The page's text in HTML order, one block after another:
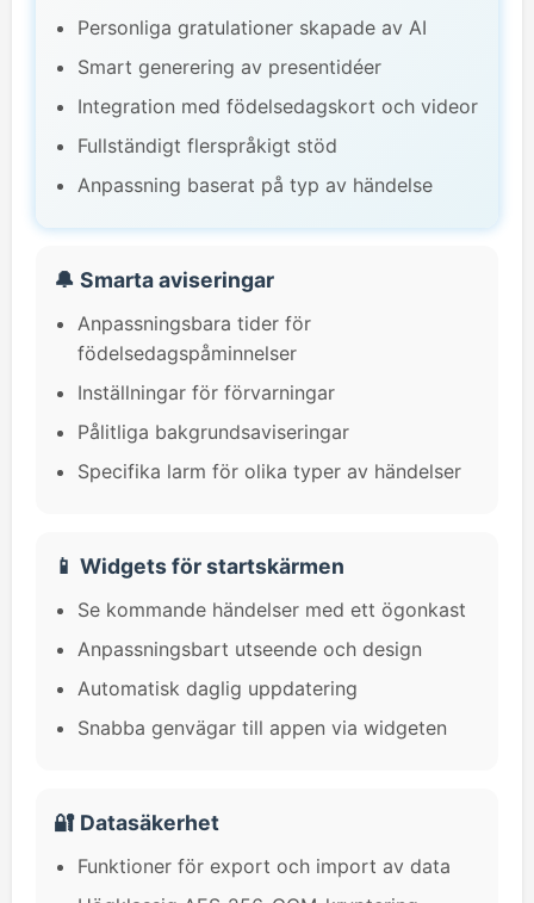
Personliga gratulationer skapade av AI
Smart generering av presentidéer
Integration med födelsedagskort och videor
Fullständigt flerspråkigt stöd
Anpassning baserat på typ av händelse
🔔 Smarta aviseringar
Anpassningsbara tider för
födelsedagspåminnelser
Inställningar för förvarningar
Pålitliga bakgrundsaviseringar
Specifika larm för olika typer av händelser
📱 Widgets för startskärmen
Se kommande händelser med ett ögonkast
Anpassningsbart utseende och design
Automatisk daglig uppdatering
Snabba genvägar till appen via widgeten
🔐 Datasäkerhet
Funktioner för export och import av data